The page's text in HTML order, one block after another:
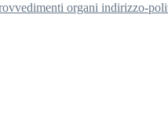
organi indirizzo-